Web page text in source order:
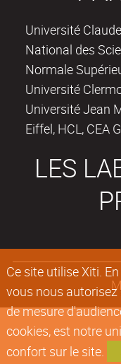
Ce site utilise Xiti.
vous nous autorisez
de mesure
cookies, est notre
confort sur le site.
Université
National des
Normale
Université
Université Jean
Eiffel, HCL, CEA
LES